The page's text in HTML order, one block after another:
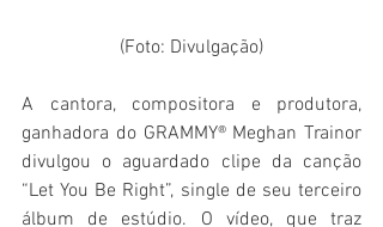
(Foto: Divulgação)
A cantora, compositora e produtora,
ganhadora do GRAMMY® Meghan Trainor
divulgou o aguardado clipe da canção
“Let You Be Right”, single de seu terceiro
álbum de estúdio. O vídeo, que traz